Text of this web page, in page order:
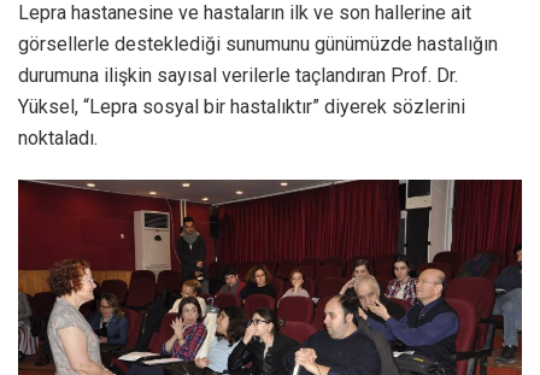
Lepra hastanesine ve hastaların ilk ve son hallerine ait
görsellerle desteklediği sunumunu günümüzde hastalığın
durumuna ilişkin sayısal verilerle taçlandıran Prof. Dr.
Yüksel, “Lepra sosyal bir hastalıktır” diyerek sözlerini
noktaladı.